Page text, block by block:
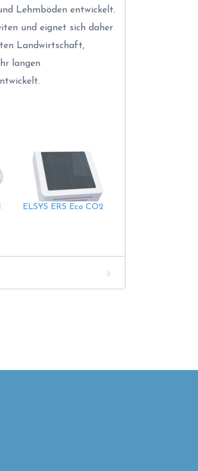
Lehmböden entwickelt.
und eignet sich daher
Landwirtschaft,
langen
ELSYS ERS Eco CO2